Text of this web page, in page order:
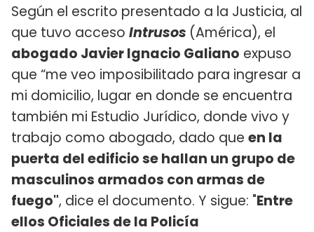
Según el escrito presentado a la Justicia, al
que tuvo acceso Intrusos (América), el
abogado Javier Ignacio Galiano expuso
que “me veo imposibilitado para ingresar a
mi domicilio, lugar en donde se encuentra
también mi Estudio Jurídico, donde vivo y
trabajo como abogado, dado que en la
puerta del edificio se hallan un grupo de
masculinos armados con armas de
fuego", dice el documento. Y sigue: "Entre
ellos Oficiales de la Policía